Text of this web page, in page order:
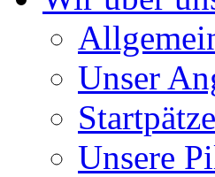
Unser
Startpätze
Unsere